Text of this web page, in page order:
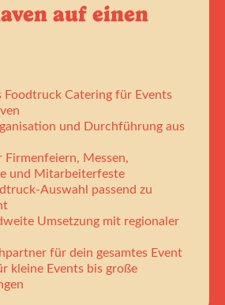
auf einen
Foodtruck Catering für Events
und Durchführung aus
Firmenfeiern, Messen,
und Mitarbeiterfeste
Auswahl passend zu
Umsetzung mit regionaler
für dein gesamtes Event
kleine Events bis große